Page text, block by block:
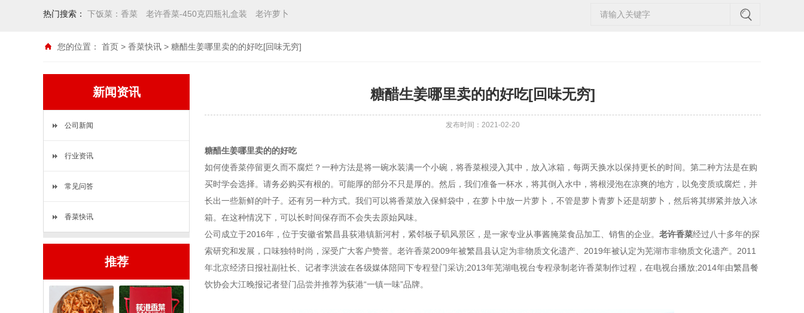
热门搜索： 下饭菜：香菜 老许香菜-450克四瓶礼盒装 老许萝卜
您的位置： 首页 > 香菜快讯 > 糖醋生姜哪里卖的的好吃[回味无穷]
新闻资讯
公司新闻
行业资讯
常见问答
香菜快讯
推荐
糖醋生姜哪里卖的的好吃[回味无穷]
发布时间：2021-02-20
糖醋生姜哪里卖的的好吃
如何使香菜停留更久而不腐烂？一种方法是将一碗水装满一个小碗，将香菜根浸入其中，放入冰箱，每两天换水以保持更长的时间。第二种方法是在购
买时学会选择。请务必购买有根的。可能厚的部分不只是厚的。然后，我们准备一杯水，将其倒入水中，将根浸泡在凉爽的地方，以免变质或腐烂，并
长出一些新鲜的叶子。还有另一种方式。我们可以将香菜放入保鲜袋中，在萝卜中放一片萝卜，不管是萝卜青萝卜还是胡萝卜，然后将其绑紧并放入冰
箱。在这种情况下，可以长时间保存而不会失去原始风味。
公司成立于2016年，位于安徽省繁昌县荻港镇新河村，紧邻板子矶风景区，是一家专业从事酱腌菜食品加工、销售的企业。 老许香菜经过八十多年的探
索研究和发展，口味独特时尚，深受广大客户赞誉。老许香菜2009年被繁昌县认定为非物质文化遗产、2019年被认定为芜湖市非物质文化遗产。2011
年北京经济日报社副社长、记者李洪波在各级媒体陪同下专程登门采访;2013年芜湖电视台专程录制老许香菜制作过程，在电视台播放;2014年由繁昌餐
饮协会大江晚报记者登门品尝并推荐为荻港“一镇一味”品牌。